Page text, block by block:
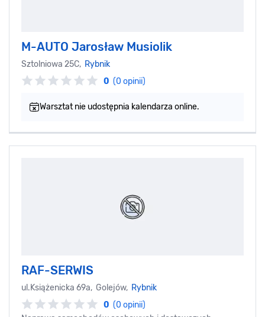
M-AUTO Jarosław Musiolik
Sztolniowa 25C, Rybnik
0 (0 opinii)
Warsztat nie udostępnia kalendarza online.
RAF-SERWIS
ul.Książenicka 69a, Golejów, Rybnik
0 (0 opinii)